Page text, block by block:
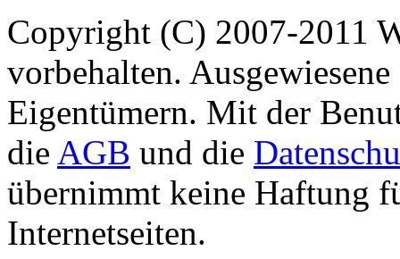
Copyright (C) 2007-2011
vorbehalten.
Eigentümern. Mit der
die AGB und die
übernimmt keine Haftung
Internetseiten.